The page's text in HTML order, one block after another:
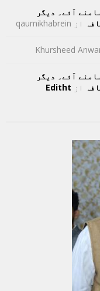
آئے۔ دیگر
از qaumikhabrein
Khursheed
آئے۔ دیگر
از Editht